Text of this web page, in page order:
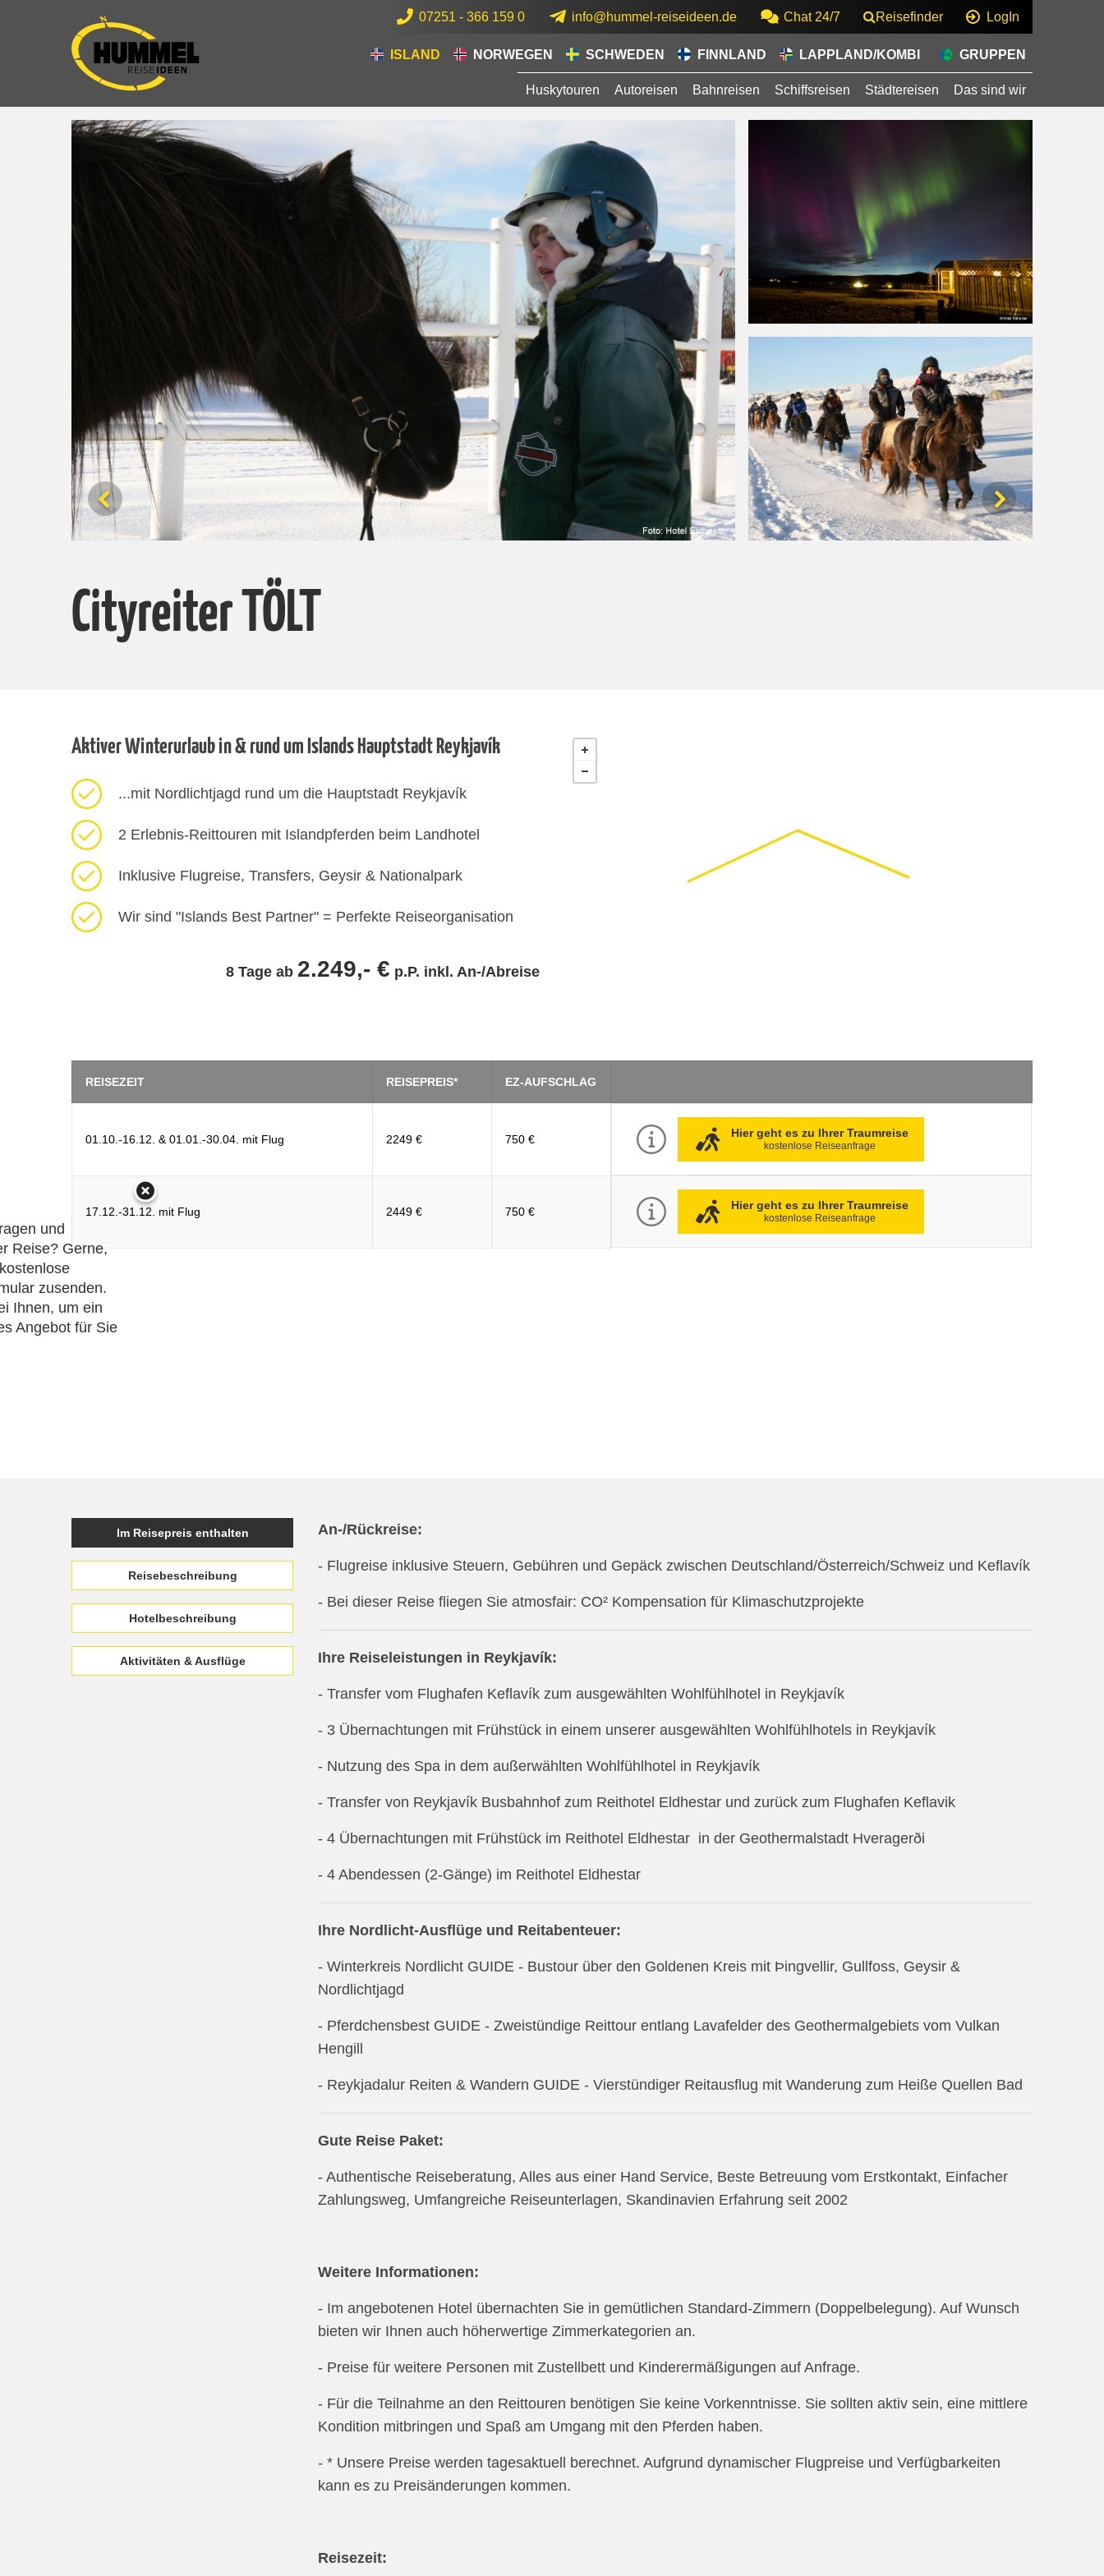
07251 - 366 159 0 info@hummel-reiseideen.de Chat 24/7 Reisefinder LogIn
ISLAND NORWEGEN SCHWEDEN FINNLAND LAPPLAND/KOMBI GRUPPEN
Huskytouren Autoreisen Bahnreisen Schiffsreisen Städtereisen Das sind wir
Cityreiter TÖLT
Aktiver Winterurlaub in & rund um Islands Hauptstadt Reykjavík
...mit Nordlichtjagd rund um die Hauptstadt Reykjavík
2 Erlebnis-Reittouren mit Islandpferden beim Landhotel
Inklusive Flugreise, Transfers, Geysir & Nationalpark
Wir sind "Islands Best Partner" = Perfekte Reiseorganisation
8 Tage ab 2.249,- € p.P. inkl. An-/Abreise
REISEZEIT REISEPREIS* EZ-AUFSCHLAG
01.10.-16.12. & 01.01.-30.04. mit Flug 2249 € 750 € Hier geht es zu Ihrer Traumreise
kostenlose Reiseanfrage
17.12.-31.12. mit Flug 2449 € 750 € Hier geht es zu Ihrer Traumreise
kostenlose Reiseanfrage
und
Reise? Gerne,
zusenden.
Ihnen, um ein
Angebot für Sie
Im Reisepreis enthalten
Reisebeschreibung
Hotelbeschreibung
Aktivitäten & Ausflüge
An-/Rückreise:
- Flugreise inklusive Steuern, Gebühren und Gepäck zwischen Deutschland/Österreich/Schweiz und Keflavík
- Bei dieser Reise fliegen Sie atmosfair: CO² Kompensation für Klimaschutzprojekte
Ihre Reiseleistungen in Reykjavík:
- Transfer vom Flughafen Keflavík zum ausgewählten Wohlfühlhotel in Reykjavík
- 3 Übernachtungen mit Frühstück in einem unserer ausgewählten Wohlfühlhotels in Reykjavík
- Nutzung des Spa in dem außerwählten Wohlfühlhotel in Reykjavík
- Transfer von Reykjavík Busbahnhof zum Reithotel Eldhestar und zurück zum Flughafen Keflavik
- 4 Übernachtungen mit Frühstück im Reithotel Eldhestar in der Geothermalstadt Hveragerði
- 4 Abendessen (2-Gänge) im Reithotel Eldhestar
Ihre Nordlicht-Ausflüge und Reitabenteuer:
- Winterkreis Nordlicht GUIDE - Bustour über den Goldenen Kreis mit Þingvellir, Gullfoss, Geysir &
Nordlichtjagd
- Pferdchensbest GUIDE - Zweistündige Reittour entlang Lavafelder des Geothermalgebiets vom Vulkan
Hengill
- Reykjadalur Reiten & Wandern GUIDE - Vierstündiger Reitausflug mit Wanderung zum Heiße Quellen Bad
Gute Reise Paket:
- Authentische Reiseberatung, Alles aus einer Hand Service, Beste Betreuung vom Erstkontakt, Einfacher
Zahlungsweg, Umfangreiche Reiseunterlagen, Skandinavien Erfahrung seit 2002
Weitere Informationen:
- Im angebotenen Hotel übernachten Sie in gemütlichen Standard-Zimmern (Doppelbelegung). Auf Wunsch
bieten wir Ihnen auch höherwertige Zimmerkategorien an.
- Preise für weitere Personen mit Zustellbett und Kinderermäßigungen auf Anfrage.
- Für die Teilnahme an den Reittouren benötigen Sie keine Vorkenntnisse. Sie sollten aktiv sein, eine mittlere
Kondition mitbringen und Spaß am Umgang mit den Pferden haben.
- * Unsere Preise werden tagesaktuell berechnet. Aufgrund dynamischer Flugpreise und Verfügbarkeiten
kann es zu Preisänderungen kommen.
Reisezeit: